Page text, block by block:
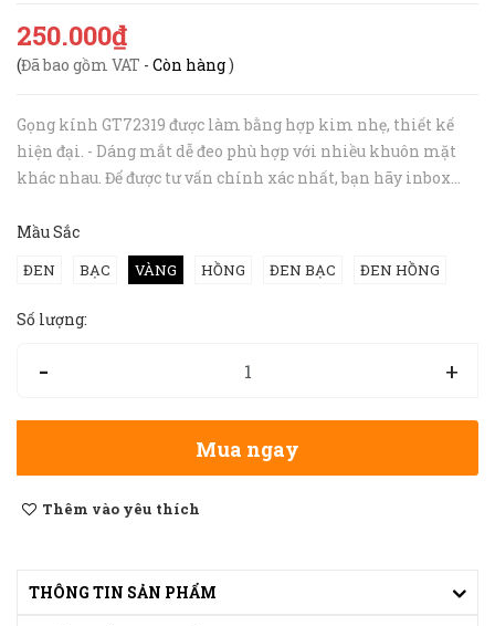
250.000₫
(Đã bao gồm VAT - Còn hàng)
Gọng kính GT72319 được làm bằng hợp kim nhẹ, thiết kế
hiện đại. - Dáng mắt dễ đeo phù hợp với nhiều khuôn mặt
khác nhau. Để được tư vấn chính xác nhất, bạn hãy inbox
hợp kim thường ...
Mầu Sắc
ĐEN BẠC VÀNG HỒNG ĐEN BẠC ĐEN HỒNG
Số lượng:
- +
Mua ngay
Thêm vào yêu thích
THÔNG TIN SẢN PHẨM